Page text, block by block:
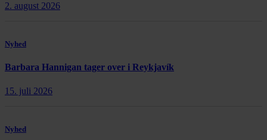
2. august 2026
Nyhed
Barbara Hannigan tager over i Reykjavík
15. juli 2026
Nyhed